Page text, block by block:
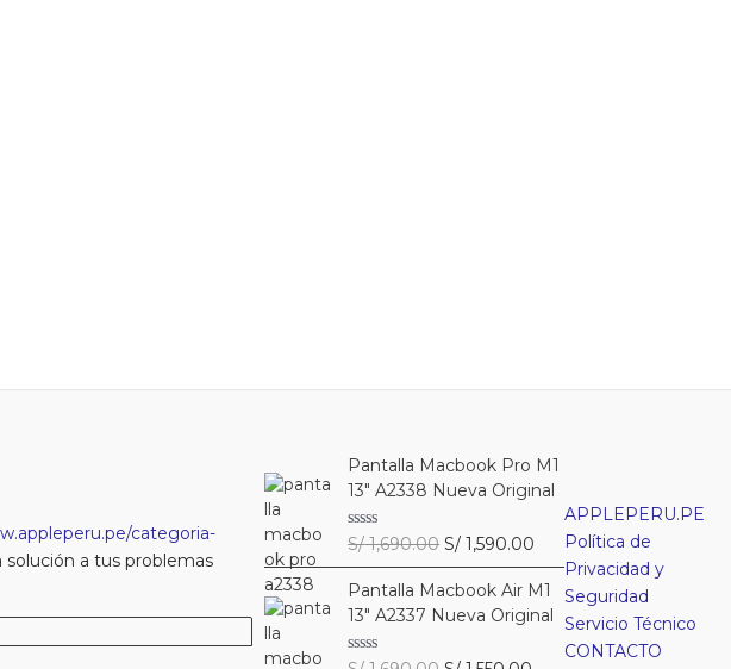
categoria-
solución a tus problemas
Pantalla Macbook Pro M1
13″ A2338 Nueva Original
V
o
r
a
d
o
S/1,690.00 El
precio
original
era:
S/ 1,590.00
precio
actual
es:
S/ 1,590.00.
Pantalla Macbook Air M1
13″ A2337 Nueva Original
APPLEPERU.PE
Política de
Privacidad y
Seguridad
Servicio Técnico
CONTACTO